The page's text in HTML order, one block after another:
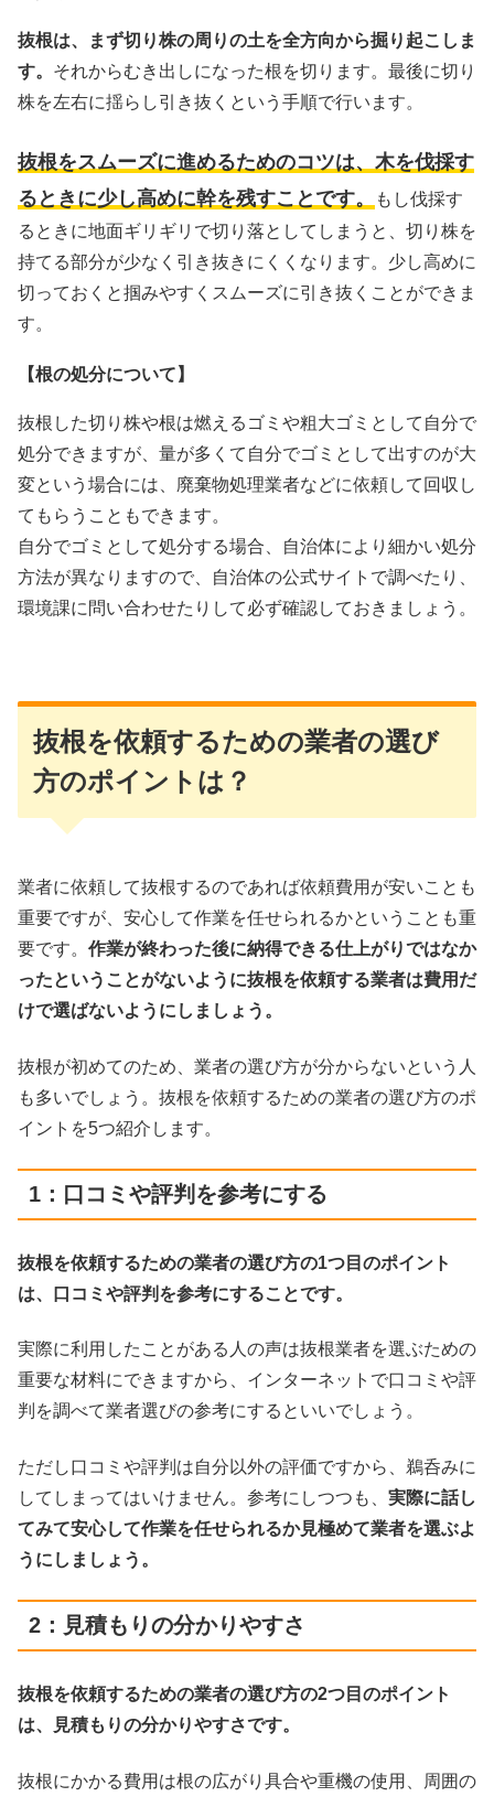
抜根は、まず切り株の周りの土を全方向から掘り起こしま
す。 それからむき出しになった根を切ります。最後に切り
株を左右に揺らし引き抜くという手順で行います。
抜根をスムーズに進めるためのコツは、木を伐採す
るときに少し高めに幹を残すことです。
もし伐採す
るときに地面ギリギリで切り落としてしまうと、切り株を
持てる部分が少なく引き抜きにくくなります。少し高めに
切っておくと掴みやすくスムーズに引き抜くことができま
す。
【根の処分について】
抜根した切り株や根は燃えるゴミや粗大ゴミとして自分で
処分できますが、量が多くて自分でゴミとして出すのが大
変という場合には、廃棄物処理業者などに依頼して回収し
てもらうこともできます。
自分でゴミとして処分する場合、自治体により細かい処分
方法が異なりますので、自治体の公式サイトで調べたり、
環境課に問い合わせたりして必ず確認しておきましょう。
抜根を依頼するための業者の選び
方のポイントは？
業者に依頼して抜根するのであれば依頼費用が安いことも
重要ですが、安心して作業を任せられるかということも重
要です。 作業が終わった後に納得できる仕上がりではなか
ったということがないように抜根を依頼する業者は費用だ
けで選ばないようにしましょう。
抜根が初めてのため、業者の選び方が分からないという人
も多いでしょう。抜根を依頼するための業者の選び方のポ
イントを5つ紹介します。
1：口コミや評判を参考にする
抜根を依頼するための業者の選び方の1つ目のポイント
は、口コミや評判を参考にすることです。
実際に利用したことがある人の声は抜根業者を選ぶための
重要な材料にできますから、インターネットで口コミや評
判を調べて業者選びの参考にするといいでしょう。
ただし口コミや評判は自分以外の評価ですから、鵜呑みに
してしまってはいけません。参考にしつつも、 実際に話し
てみて安心して作業を任せられるか見極めて業者を選ぶよ
うにしましょう。
2：見積もりの分かりやすさ
抜根を依頼するための業者の選び方の2つ目のポイント
は、見積もりの分かりやすさです。
抜根にかかる費用は根の広がり具合や重機の使用、周囲の